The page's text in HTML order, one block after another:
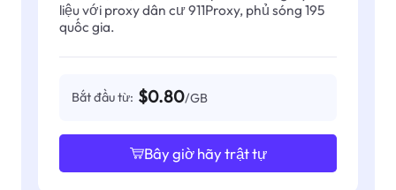
liệu với proxy dân cư 911Proxy, phủ sóng 195
quốc gia.
Bắt đầu từ: $0.80/GB
Bây giờ hãy trật tự